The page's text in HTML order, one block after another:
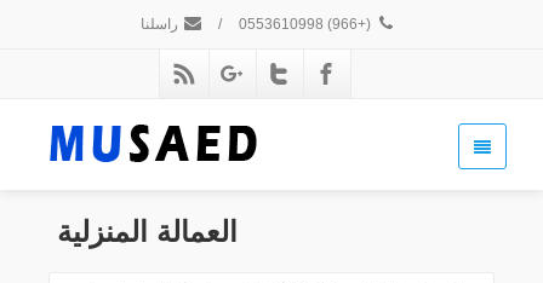
(+966) 0553610998
/ راسلنا
العمالة المنزلية